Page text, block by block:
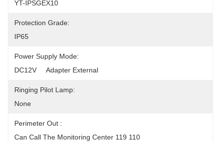
YT-IPSGEX10
Protection Grade:
IP65
Power Supply Mode:
DC12V     Adapter External
Ringing Pilot Lamp:
None
Perimeter Out :
Can Call The Monitoring Center 119 110